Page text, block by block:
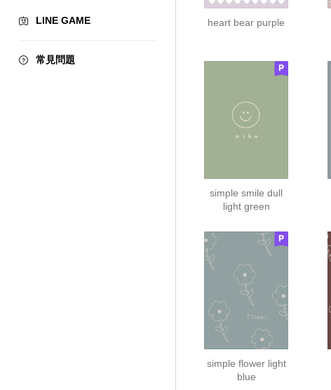
LINE GAME
常見問題
heart bear purple
simple smile dull
light green
simple flower light
blue